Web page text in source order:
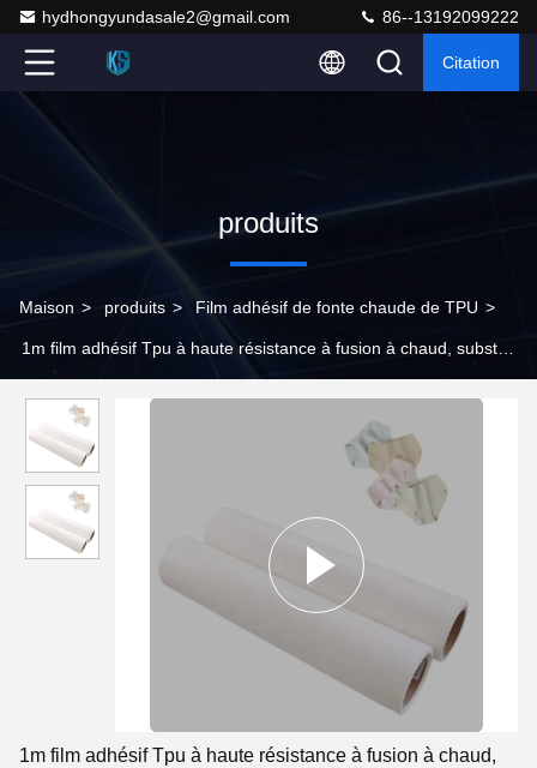
hydhongyundasale2@gmail.com 86--13192099222
Citation
produits
Maison > produits > Film adhésif de fonte chaude de TPU >
1m film adhésif Tpu à haute résistance à fusion à chaud, substrat
1m film adhésif Tpu à haute résistance à fusion à chaud,